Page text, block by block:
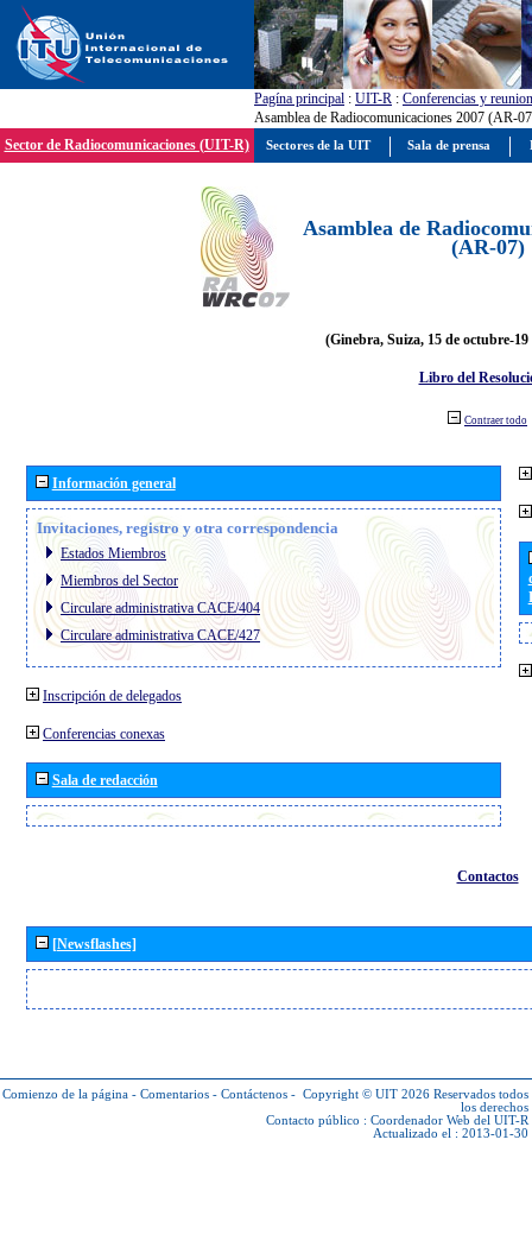
Pagína principal : UIT-R : Conferencias y
Asamblea de Radiocomunicaciones 2007 (AR-
Sector de Radiocomunicaciones (UIT-R)
Asamblea de
(AR-07)
(Ginebra, Suiza, 15 de octubre-19
Libro del
Contraer todo
Información general
Invitaciones, registro y otra correspondencia
Estados Miembros
Miembros del Sector
Circulare administrativa CACE/404
Circulare administrativa CACE/427
Inscripción de delegados
Conferencias conexas
Sala de redacción
Contactos
[Newsflashes]
Comienzo de la página - Comentarios - Contáctenos - Copyright © UIT 2026 Reservados todos
los derechos
Contacto público : Coordenador Web del UIT-R
Actualizado el : 2013-01-30
Sectores de la UIT Sala de prensa